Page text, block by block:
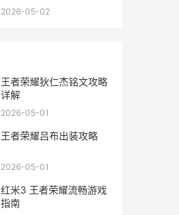
2026-05-02
王者荣耀狄仁杰铭文攻略
详解
2026-05-01
王者荣耀吕布出装攻略
2026-05-01
红米3 王者荣耀流畅游戏
指南